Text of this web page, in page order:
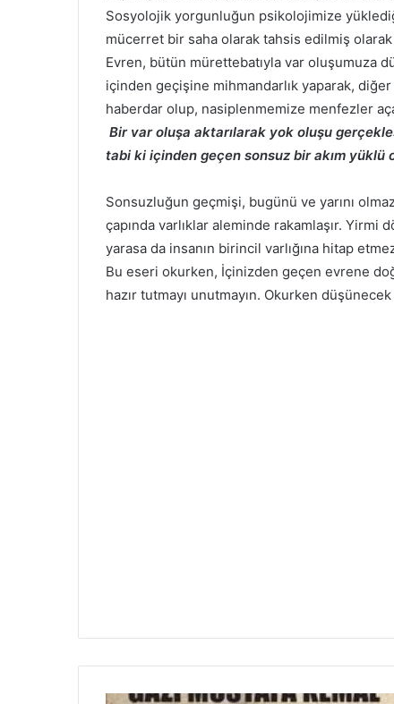
Sosyolojik yorgunluğun psikolojimize
mücerret bir saha olarak tahsis edilmiş
Evren, bütün mürettebatıyla var oluşumuza
içinden geçişine mihmandarlık yaparak, diğer
haberdar olup, nasiplenmemize menfezler
Bir var oluşa aktarılarak yok oluşu
tabi ki içinden geçen sonsuz bir akım yüklü
Sonsuzluğun geçmişi, bugünü ve yarını
çapında varlıklar aleminde rakamlaşır. Yirmi
yarasa da insanın birincil varlığına hitap
Bu eseri okurken, İçinizden geçen evrene
hazır tutmayı unutmayın. Okurken